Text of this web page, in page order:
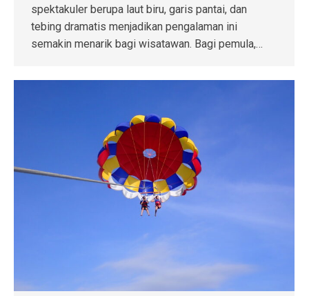
spektakuler berupa laut biru, garis pantai, dan
tebing dramatis menjadikan pengalaman ini
semakin menarik bagi wisatawan. Bagi pemula,…